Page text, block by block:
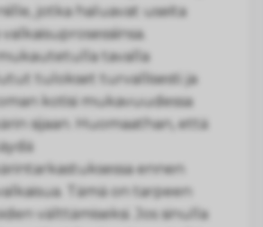
jotka haluavat useita
mukautetulla tavalla
tulokset turvallisesti ja
kotisi mukavuudessa
sijaan. Huomaathan, että
ennen
Tämä on tarpeen
välttämiseksi. Jos sinulla